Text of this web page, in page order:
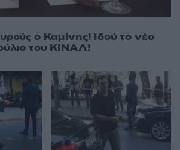
ο Καμίνης! Ιδού το νέο
του ΚΙΝΑΛ!